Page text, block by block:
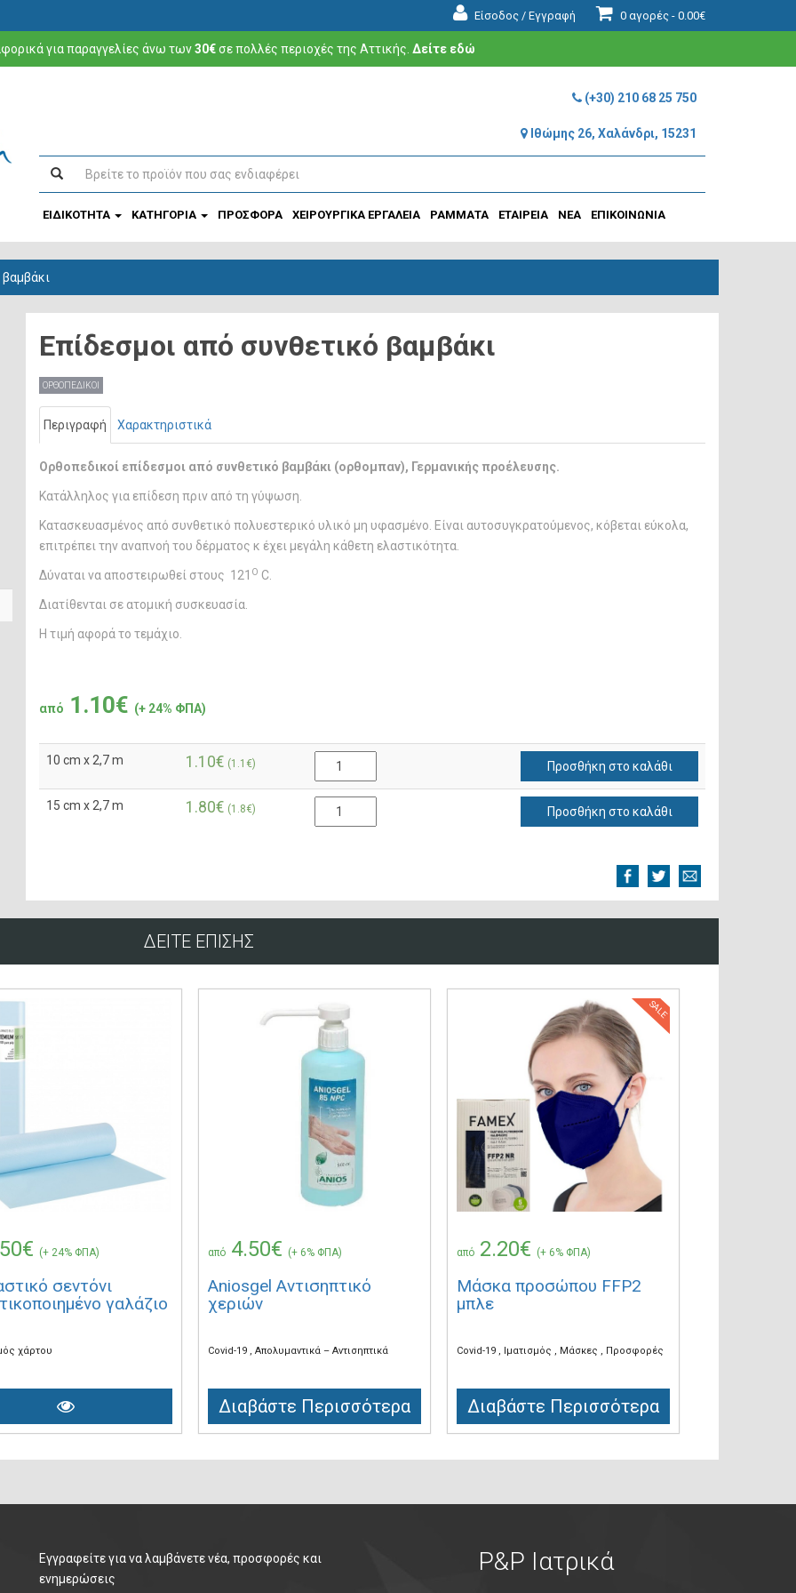
για παραγγελίες άνω των30€σε πολλές περιοχές της Αττικής. Δείτε εδώ
Είσοδος / Εγγραφή 0 αγορές - 0.00€
(+30) 210 68 25 750
Ιθώμης 26, Χαλάνδρι, 15231
ΕΙΔΙΚΟΤΗΤΑ ΚΑΤΗΓΟΡΙΑ ΠΡΟΣΦΟΡΑ ΧΕΙΡΟΥΡΓΙΚΑ ΕΡΓΑΛΕΙΑ ΡΑΜΜΑΤΑ ΕΤΑΙΡΕΙΑ ΝΕΑ ΕΠΙΚΟΙΝΩΝΙΑ
Επίδεσμοι από συνθετικό βαμβάκι
ΟΡΘΟΠΕΔΙΚΟΙ
Περιγραφή Χαρακτηριστικά
Ορθοπεδικοί επίδεσμοι από συνθετικό βαμβάκι (ορθομπαν), Γερμανικής προέλευσης.
Κατάλληλος για επίδεση πριν από τη γύψωση.
Κατασκευασμένος από συνθετικό πολυεστερικό υλικό μη υφασμένο. Είναι αυτοσυγκρατούμενος, κόβεται εύκολα,
επιτρέπει την αναπνοή του δέρματος κ έχει μεγάλη κάθετη ελαστικότητα.
Δύναται να αποστειρωθεί στους 121 O C.
Διατίθενται σε ατομική συσκευασία.
Η τιμή αφορά το τεμάχιο.
από 1.10€ (+ 24% ΦΠΑ)
10 cm x 2,7 m 1.10€ (1.1€) Προσθήκη στο καλάθι
15 cm x 2,7 m 1.80€ (1.8€) Προσθήκη στο καλάθι
ΔΕΙΤΕ ΕΠΙΣΗΣ
(+ 24% ΦΠΑ)
σεντόνι
γαλάζιο
χάρτου
από 4.50€ (+ 6% ΦΠΑ)
Aniosgel Αντισηπτικό
χεριών
Covid-19 Απολυμαντικά – Αντισηπτικά
Διαβάστε Περισσότερα
SALE
από 2.20€ (+ 6% ΦΠΑ)
Μάσκα προσώπου FFP2
μπλε
Covid-19 Ιματισμός Μάσκες Προσφορές
Διαβάστε Περισσότερα
Εγγραφείτε για να λαμβάνετε νέα, προσφορές και
ενημερώσεις
P&P Ιατρικά